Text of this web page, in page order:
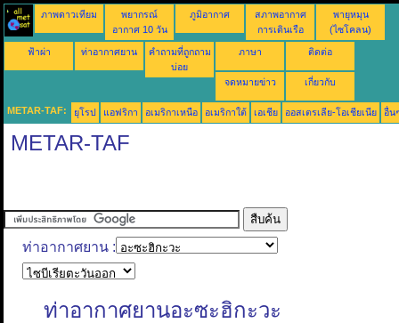
ภาพดาวเทียม
พยากรณ์
อากาศ 10 วัน
ภูมิอากาศ
สภาพอากาศ
การเดินเรือ
พายุหมุน
(ไซโคลน)
ฟ้าผ่า ท่าอากาศยาน
คำถามที่ถูกถาม
บ่อย
ภาษา ติดต่อ
จดหมายข่าว เกี่ยวกับ
METAR-TAF: ยุโรป แอฟริกา อเมริกาเหนือ อเมริกาใต้ เอเชีย ออสเตรเลีย-โอเชียเนีย อื่น
METAR-TAF
ท่าอากาศยาน :
ท่าอากาศยานอะซะฮิกะวะ